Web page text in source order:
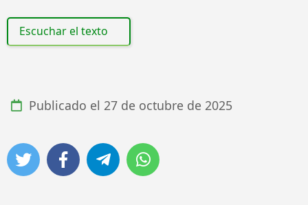
Escuchar el texto
Publicado el 27 de octubre de 2025